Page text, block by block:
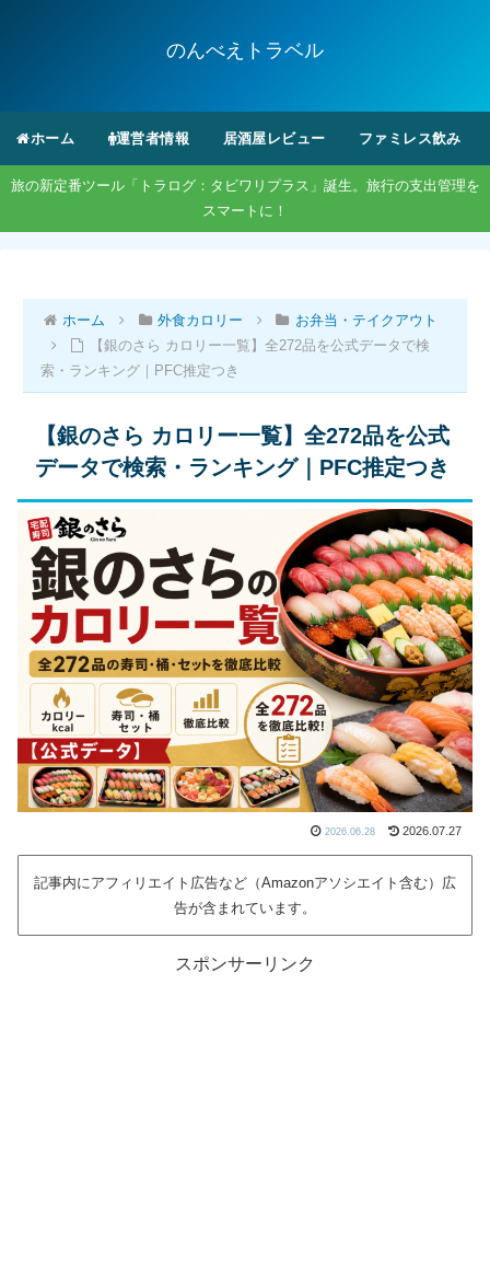
のんべえトラベル
ホーム 運営者情報 居酒屋レビュー ファミレス飲み
旅の新定番ツール「トラログ：タビワリプラス」誕生。旅行の支出管理を
スマートに！
ホーム 外食カロリー
お弁当・テイクアウト
【銀のさら カロリー一覧】全272品を公式データで検
索・ランキング｜PFC推定つき
【銀のさら カロリー一覧】全272品を公式
データで検索・ランキング｜PFC推定つき
2026.06.28 2026.07.27
記事内にアフィリエイト広告など（Amazonアソシエイト含む）広
告が含まれています。
スポンサーリンク